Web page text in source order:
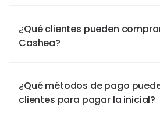
¿Qué clientes pueden
Cashea?
¿Qué métodos de pago
clientes para pagar la inicial?